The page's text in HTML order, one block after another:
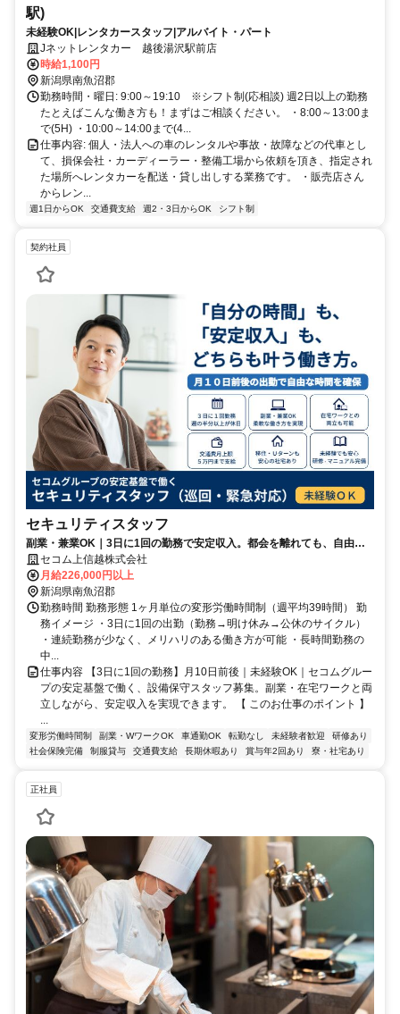
駅)
未経験OK|レンタカースタッフ|アルバイト・パート
Jネットレンタカー 越後湯沢駅前店
時給1,100円
新潟県南魚沼郡
勤務時間・曜日: 9:00～19:10 ※シフト制(応相談) 週2日以上の勤務
たとえばこんな働き方も！まずはご相談ください。 ・8:00～13:00ま
で(5H) ・10:00～14:00まで(4...
仕事内容: 個人・法人への車のレンタルや事故・故障などの代車とし
て、損保会社・カーディーラー・整備工場から依頼を頂き、指定され
た場所へレンタカーを配送・貸し出しする業務です。 ・販売店さん
からレン...
週1日からOK 交通費支給 週2・3日からOK シフト制
契約社員
セキュリティスタッフ
副業・兼業OK｜3日に1回の勤務で安定収入。都会を離れても、自由度
は都会以上。住まい付きで即新生活◎
セコム上信越株式会社
月給226,000円以上
新潟県南魚沼郡
勤務時間 勤務形態 1ヶ月単位の変形労働時間制（週平均39時間） 勤
務イメージ ・3日に1回の出勤（勤務→明け休み→公休のサイクル）
・連続勤務が少なく、メリハリのある働き方が可能 ・長時間勤務の
中...
仕事内容 【3日に1回の勤務】月10日前後｜未経験OK｜セコムグルー
プの安定基盤で働く、設備保守スタッフ募集。副業・在宅ワークと両
立しながら、安定収入を実現できます。 【 このお仕事のポイント 】
...
変形労働時間制 副業・WワークOK 車通勤OK 転勤なし 未経験者歓迎
研修あり
社会保険完備
制服貸与 交通費支給 長期休暇あり 賞与年2回あり 寮・社宅あり
正社員